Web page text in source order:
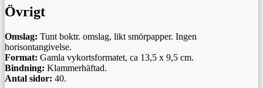
Övrigt
Omslag: Tunt boktr. omslag, likt smörpapper. Ingen
horisontangivelse.
Format: Gamla vykortsformatet, ca 13,5 x 9,5 cm.
Bindning: Klammerhäftad.
Antal sidor: 40.